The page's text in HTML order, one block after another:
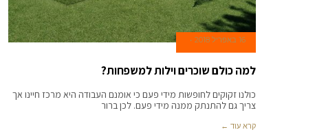
16 באפריל 2018
למה כולם שוכרים וילות למשפחות?
כולנו זקוקים לחופשות מידי פעם כי אומנם העבודה היא מרכז חיינו אך
צריך גם להתנתק ממנה מידי פעם. לכן ברור
קרא עוד ←